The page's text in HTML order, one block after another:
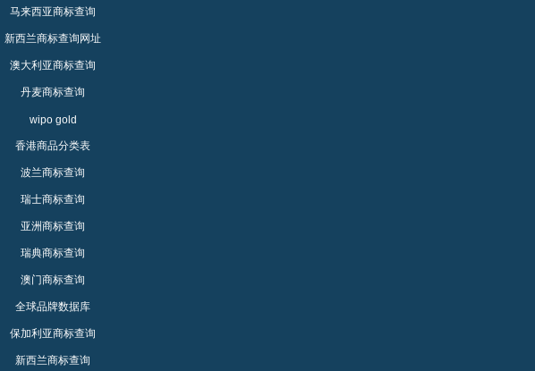
马来西亚商标查询
新西兰商标查询网址
澳大利亚商标查询
丹麦商标查询
wipo gold
香港商品分类表
波兰商标查询
瑞士商标查询
亚洲商标查询
瑞典商标查询
澳门商标查询
全球品牌数据库
保加利亚商标查询
新西兰商标查询